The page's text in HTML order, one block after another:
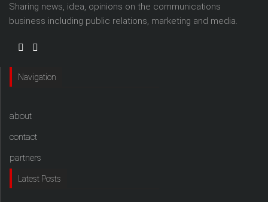
Sharing news, idea, opinions on the communications
business including public relations, marketing and media.
Navigation
about
contact
partners
Latest Posts